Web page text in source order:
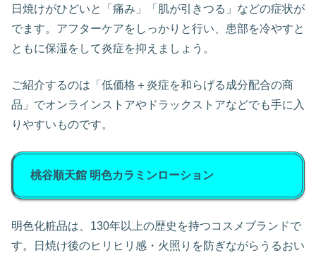
日焼けがひどいと「痛み」「肌が引きつる」などの症状が
でます。アフターケアをしっかりと行い、患部を冷やすと
ともに保湿をして炎症を抑えましょう。
ご紹介するのは「低価格＋炎症を和らげる成分配合の商
品」でオンラインストアやドラックストアなどでも手に入
りやすいものです。
桃谷順天館 明色カラミンローション
明色化粧品は、130年以上の歴史を持つコスメブランドで
す。日焼け後のヒリヒリ感・火照りを防ぎながらうるおい